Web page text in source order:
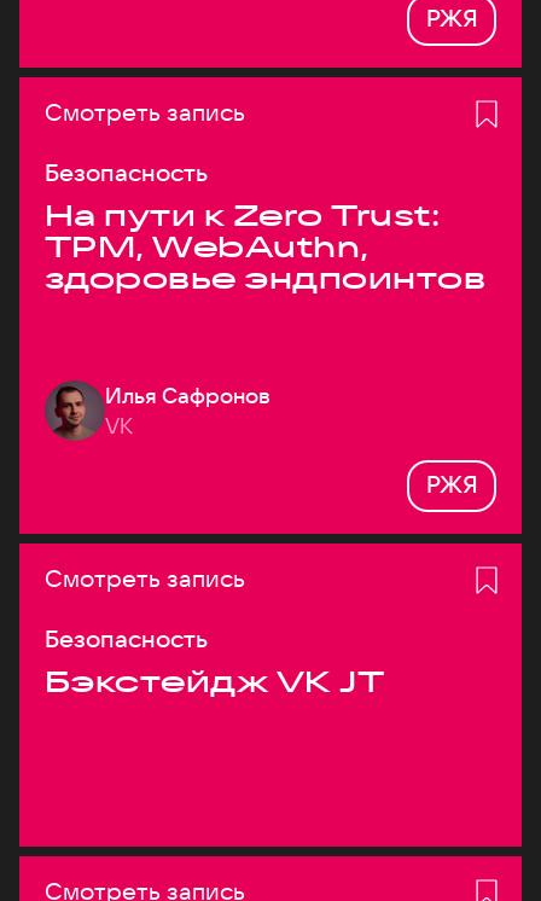
РЖЯ
Смотреть запись
Безопасность
На пути к Zero Trust:
TPM, WebAuthn,
здоровье эндпоинтов
Илья Сафронов
VK
РЖЯ
Смотреть запись
Безопасность
Бэкстейдж VK JT
Смотреть запись